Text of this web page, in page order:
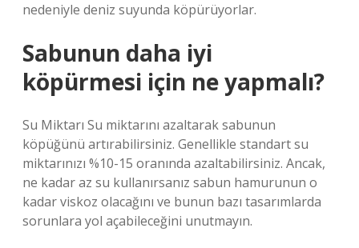
nedeniyle deniz suyunda köpürüyorlar.
Sabunun daha iyi
köpürmesi için ne yapmalı?
Su Miktarı Su miktarını azaltarak sabunun
köpüğünü artırabilirsiniz. Genellikle standart su
miktarınızı %10-15 oranında azaltabilirsiniz. Ancak,
ne kadar az su kullanırsanız sabun hamurunun o
kadar viskoz olacağını ve bunun bazı tasarımlarda
sorunlara yol açabileceğini unutmayın.